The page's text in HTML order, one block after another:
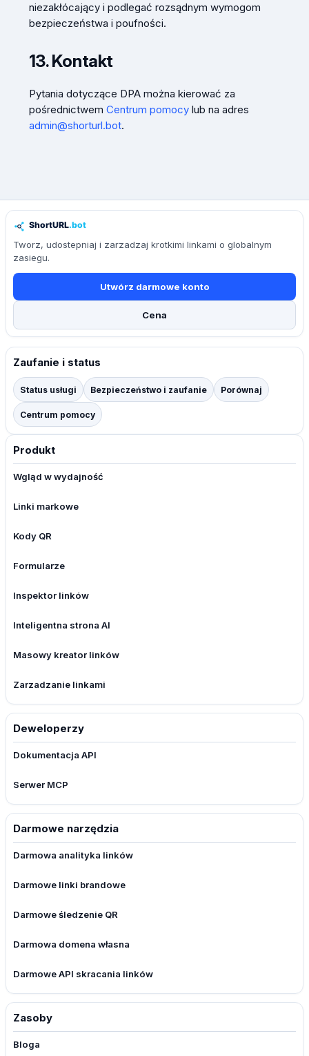
niezakłócający i podlegać rozsądnym wymogom
bezpieczeństwa i poufności.
13. Kontakt
Pytania dotyczące DPA można kierować za
pośrednictwem Centrum pomocylub na adres
admin@shorturl.bot.
Tworz, udostepniaj i zarzadzaj krotkimi linkami o globalnym
zasiegu.
Utwórz darmowe konto
Cena
Zaufanie i status
Status usługi Bezpieczeństwo i zaufanie Porównaj
Centrum pomocy
Produkt
Wgląd w wydajność
Linki markowe
Kody QR
Formularze
Inspektor linków
Inteligentna strona AI
Masowy kreator linków
Zarzadzanie linkami
Deweloperzy
Dokumentacja API
Serwer MCP
Darmowe narzędzia
Darmowa analityka linków
Darmowe linki brandowe
Darmowe śledzenie QR
Darmowa domena własna
Darmowe API skracania linków
Zasoby
Bloga